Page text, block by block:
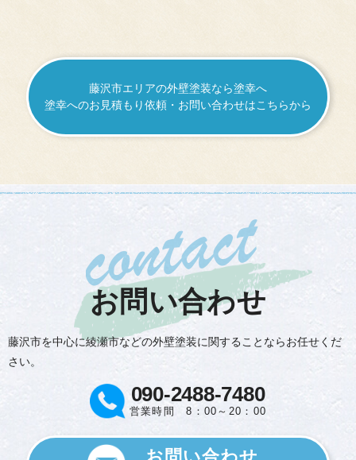
藤沢市エリアの外壁塗装なら塗幸へ
塗幸へのお見積もり依頼・お問い合わせはこちらから
お問い合わせ
藤沢市を中心に綾瀬市などの外壁塗装に関することならお任せくだ
さい。
090-2488-7480
営業時間 8：00～20：00